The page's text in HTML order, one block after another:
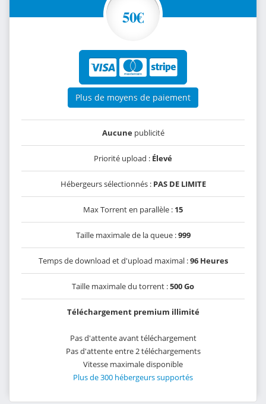
50€
Plus de moyens de paiement
Aucunepublicité
Priorité upload : Élevé
Hébergeurs sélectionnés : PAS DE LIMITE
Max Torrent en parallèle : 15
Taille maximale de la queue :999
Temps de download et d'upload maximal :96 Heures
Taille maximale du torrent :500 Go
Téléchargement premium illimité
Pas d'attente avant téléchargement
Pas d'attente entre 2 téléchargements
Vitesse maximale disponible
Plus de 300 hébergeurs supportés